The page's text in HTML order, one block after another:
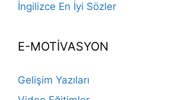
İngilizce En İyi Sözler
E-MOTİVASYON
Gelişim Yazıları